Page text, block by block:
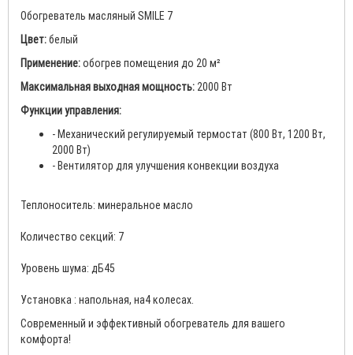
Обогреватель масляный SMILE 7
Цвет:белый
Применение:обогрев помещения до 20 м²
Максимальная выходная мощность: 2000 Вт
Функции управления:
- Механический регулируемый термостат (800 Вт, 1200 Вт,
2000 Вт)
- Вентилятор для улучшения конвекции воздуха
Теплоноситель: минеральное масло
Количество секций: 7
Уровень шума: дБ45
Установка : напольная, на4 колесах.
Cовременный и эффективный обогреватель для вашего
комфорта!